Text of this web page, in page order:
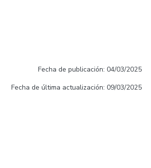
Fecha de publicación: 04/03/2025
Fecha de última actualización: 09/03/2025